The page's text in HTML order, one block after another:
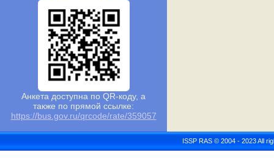
Анкета доступна по QR-коду, а
также по прямой ссылке:
https://bus.gov.ru/qrcode/rate/359057
ISSP RAS © 2004 - 2023 All